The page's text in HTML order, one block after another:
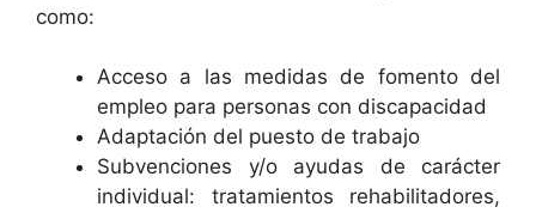
como:
Acceso a las medidas de fomento del
empleo para personas con discapacidad
Adaptación del puesto de trabajo
Subvenciones y/o ayudas de carácter
individual: tratamientos rehabilitadores,